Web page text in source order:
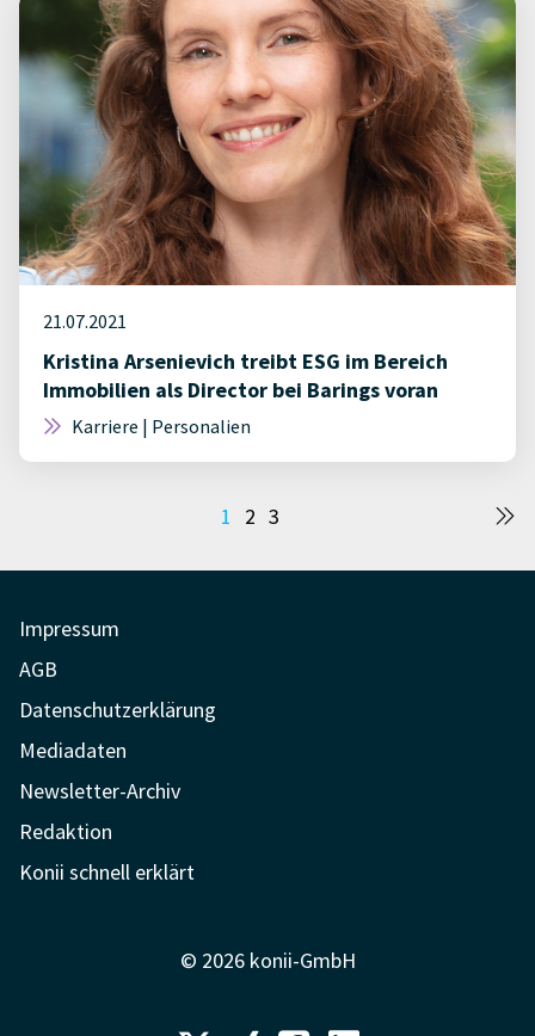
21.07.2021
Kristina Arsenievich treibt ESG im Bereich
Immobilien als Director bei Barings voran
Karriere | Personalien
Seitennummerierung
1 2 3
Impressum
AGB
Datenschutzerklärung
Mediadaten
Newsletter-Archiv
Redaktion
Konii schnell erklärt
© 2026 konii-GmbH